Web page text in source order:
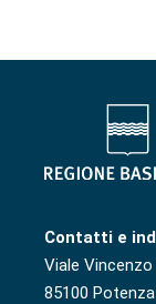
Contatti e
Viale
85100